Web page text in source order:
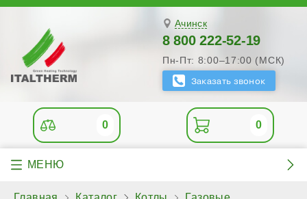
Ачинск
8 800 222-52-19
Пн-Пт: 8:00–17:00 (МСК)
0 0